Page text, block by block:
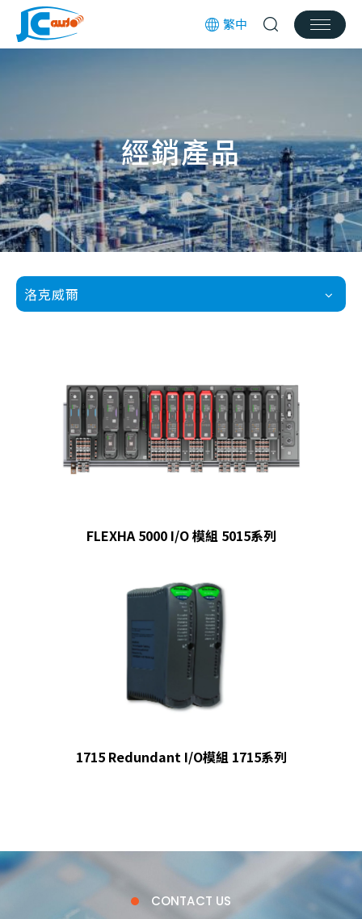
繁中
經銷產品
洛克威爾
FLEXHA 5000 I/O 模組 5015系列
1715 Redundant I/O模組 1715系列
CONTACT US
經銷產品
實績分享
檔案下載
招募訊息
聯絡我們
客服信箱